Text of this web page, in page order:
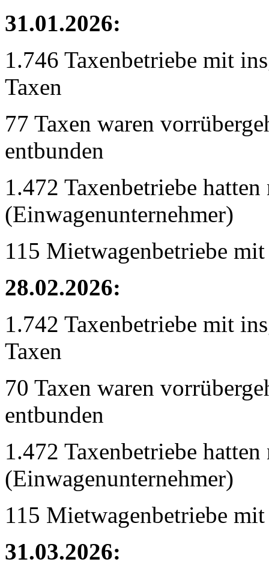
31.01.2026:
1.746 Taxenbetriebe mit
Taxen
77 Taxen waren
entbunden
1.472 Taxenbetriebe hatten
(Einwagenunternehmer)
115 Mietwagenbetriebe
28.02.2026:
1.742 Taxenbetriebe mit
Taxen
70 Taxen waren
entbunden
1.472 Taxenbetriebe hatten
(Einwagenunternehmer)
115 Mietwagenbetriebe
31.03.2026: